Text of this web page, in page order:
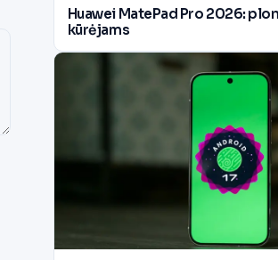
Huawei MatePad Pro 2026:
kūrėjams